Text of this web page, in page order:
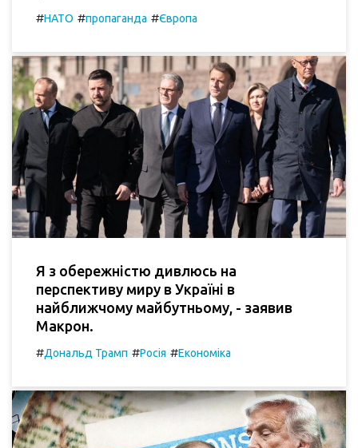
#НАТО #пропаганда #Європа
Я з обережністю дивлюсь на
перспективу миру в Україні в
найближчому майбутньому, - заявив
Макрон.
#Дональд Трамп #Росія #Економіка